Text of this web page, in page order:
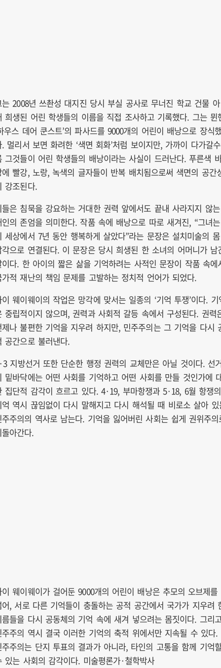
는 2008년 쓰촨성 대지진 당시 부실 공사로 무너진 학교 건물 아
희생된 어린 학생들의 이름을 직접 조사하고 기록했다. 그는 뮌
우스 데어 쿤스트’의 파사드를 9000개의 어린이 배낭으로 장식했
멀리서 보면 화려한 ‘색면 회화’처럼 보이지만, 가까이 다가갈수
그것들이 어린 학생들의 배낭이라는 사실이 드러난다. 푸른색
에 빨강, 노랑, 녹색의 글자들이 반복 배치됨으로써 색면의 공간
강조된다.
들은 침묵을 강요하는 거대한 권력 앞에서도 끝내 사라지지 않는
인의 존엄을 의미한다. 작품 속에 배낭으로 따로 새겨진, “그녀는
세상에서 7년 동안 행복하게 살았다”라는 문장은 설치미술의 몸
각으로 연결된다. 이 문장은 당시 희생된 한 소녀의 어머니가 남
이다. 한 아이의 짧은 삶을 기억하려는 사적인 문장이 작품 속에
가적 재난의 책임 문제를 고발하는 정치적 언어가 되었다.
웨이웨이의 작업은 망각에 맞서는 일종의 ‘기억 투쟁’이다. 기
중립적이지 않으며, 권력과 사회적 갈등 속에서 구성된다. 권력
제나 불편한 기억을 지우려 하지만, 민주주의는 그 기억을 다시
공간으로 불러낸다.
지방선거 또한 단순한 행정 권력의 교체만은 아닐 것이다. 선
밑바닥에는 어떤 사회를 기억하고 어떤 사회를 만들 것인가에
집단적 감각이 흐르고 있다. 4·19, 부마항쟁과 5·18, 6월 항쟁의
억 역시 끊임없이 다시 말해지고 다시 해석될 때 비로소 살아 있
주주의의 역사로 남는다. 기억을 잃어버린 사회는 쉽게 권위주의
아간다.
이 웨이웨이가 걸어둔 9000개의 어린이 배낭은 추모의 오브제를
어, 서로 다른 기억들이 충돌하는 공적 공간에서 국가가 지우려
름들을 다시 공동체의 기억 속에 새겨 넣으려는 몸짓이다. 그리
주주의 역시 결국 이러한 기억의 축적 위에서만 지속될 수 있다.
주주의는 단지 투표의 결과가 아니라, 타인의 고통을 함께 기억
있는 사회의 감각이다. 미술평론가·철학박사